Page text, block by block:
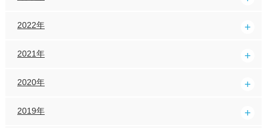
2022年
2021年
2020年
2019年